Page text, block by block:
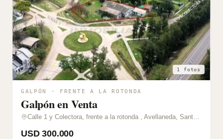
1 fotos
GALPÓN · FRENTE A LA ROTONDA
Galpón en Venta
Calle 1 y Colectora, frente a la rotonda , Avellaneda, Santa Fe
USD 300.000